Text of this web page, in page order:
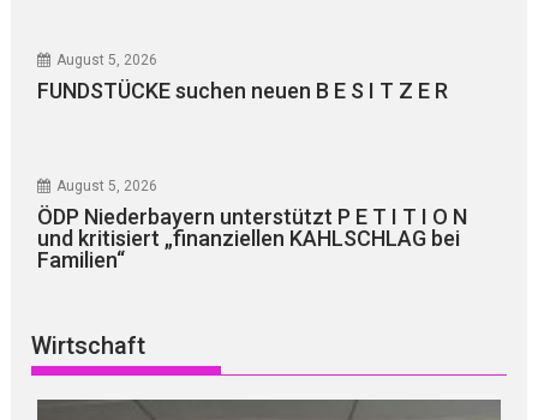
August 5, 2026
FUNDSTÜCKE suchen neuen B E S I T Z E R
August 5, 2026
ÖDP Niederbayern unterstützt P E T I T I O N
und kritisiert „finanziellen KAHLSCHLAG bei
Familien“
Wirtschaft